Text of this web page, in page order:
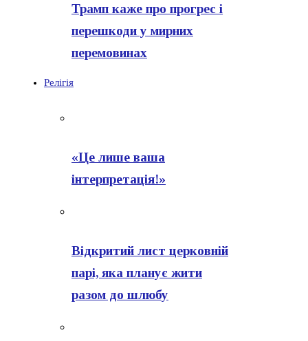
Трамп каже про прогрес і
перешкоди у мирних
перемовинах
Релігія
«Це лише ваша
інтерпретація!»
Відкритий лист церковній
парі, яка планує жити
разом до шлюбу